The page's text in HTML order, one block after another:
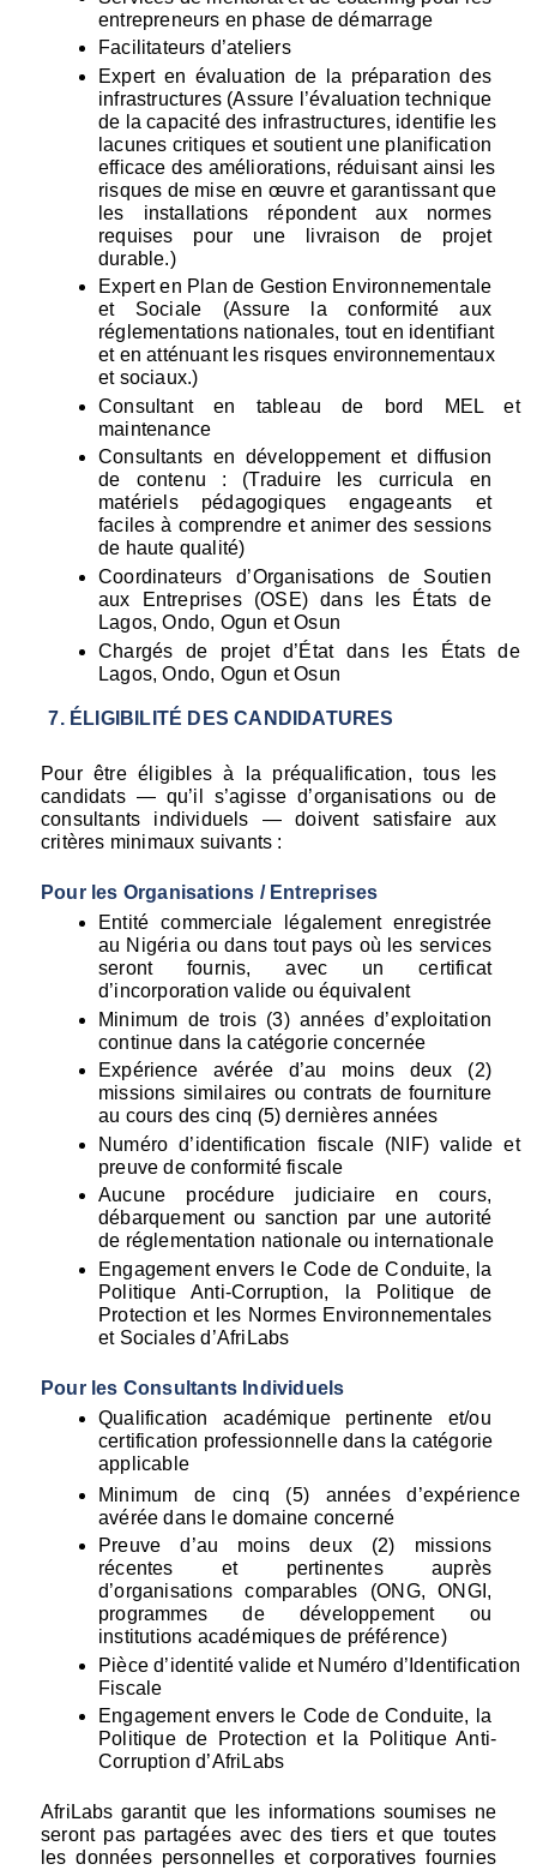
entrepreneurs en phase de démarrage
Facilitateurs d’ateliers
Expert en évaluation de la préparation des
infrastructures (Assure l’évaluation technique
de la capacité des infrastructures, identifie les
lacunes critiques et soutient une planification
efficace des améliorations, réduisant ainsi les
risques de mise en œuvre et garantissant que
les installations répondent aux normes
requises pour une livraison de projet
durable.)
Expert en Plan de Gestion Environnementale
et Sociale (Assure la conformité aux
réglementations nationales, tout en identifiant
et en atténuant les risques environnementaux
et sociaux.)
Consultant en tableau de bord MEL et
maintenance
Consultants en développement et diffusion
de contenu : (Traduire les curricula en
matériels pédagogiques engageants et
faciles à comprendre et animer des sessions
de haute qualité)
Coordinateurs d’Organisations de Soutien
aux Entreprises (OSE) dans les États de
Lagos, Ondo, Ogun et Osun
Chargés de projet d’État dans les États de
Lagos, Ondo, Ogun et Osun
ÉLIGIBILITÉ DES CANDIDATURES
Pour être éligibles à la préqualification, tous les
candidats — qu’il s’agisse d’organisations ou de
consultants individuels — doivent satisfaire aux
critères minimaux suivants :
Pour les Organisations / Entreprises
Entité commerciale légalement enregistrée
au Nigéria ou dans tout pays où les services
seront fournis, avec un certificat
d’incorporation valide ou équivalent
Minimum de trois (3) années d’exploitation
continue dans la catégorie concernée
Expérience avérée d’au moins deux (2)
missions similaires ou contrats de fourniture
au cours des cinq (5) dernières années
Numéro d’identification fiscale (NIF) valide et
preuve de conformité fiscale
Aucune procédure judiciaire en cours,
débarquement ou sanction par une autorité
de réglementation nationale ou internationale
Engagement envers le Code de Conduite, la
Politique Anti-Corruption, la Politique de
Protection et les Normes Environnementales
et Sociales d’AfriLabs
Pour les Consultants Individuels
Qualification académique pertinente et/ou
certification professionnelle dans la catégorie
applicable
Minimum de cinq (5) années d’expérience
avérée dans le domaine concerné
Preuve d’au moins deux (2) missions
récentes et pertinentes auprès
d’organisations comparables (ONG, ONGI,
programmes de développement ou
institutions académiques de préférence)
Pièce d’identité valide et Numéro d’Identification
Fiscale
Engagement envers le Code de Conduite, la
Politique de Protection et la Politique Anti-
Corruption d’AfriLabs
AfriLabs garantit que les informations soumises ne
seront pas partagées avec des tiers et que toutes
les données personnelles et corporatives fournies